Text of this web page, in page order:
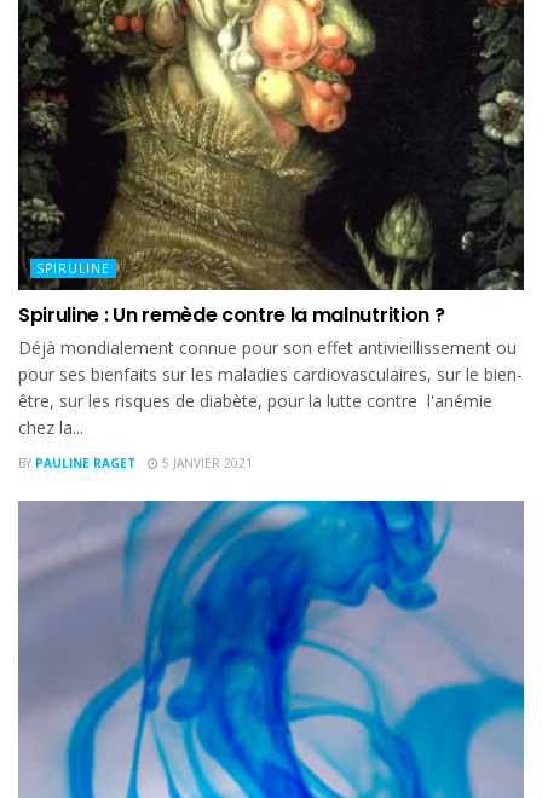
SPIRULINE
Spiruline : Un remède contre la malnutrition ?
Déjà mondialement connue pour son effet antivieillissement ou
pour ses bienfaits sur les maladies cardiovasculaires, sur le bien-
être, sur les risques de diabète, pour la lutte contre l'anémie
chez la...
BY PAULINE RAGET 5 JANVIER 2021